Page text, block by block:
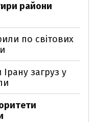
райони
по світових
загруз у